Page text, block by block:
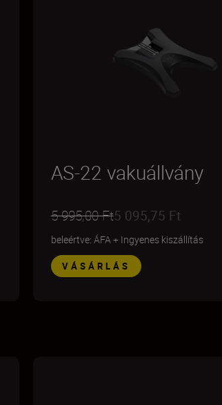
AS-22 vakuállvány
5 995,00 Ft5 095,75 Ft
beleértve: ÁFA+ Ingyenes kiszállítás
VÁSÁRLÁS